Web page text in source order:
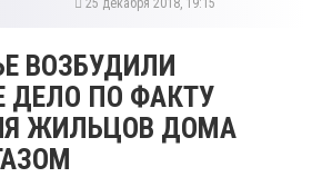
ВОЗБУДИЛИ
ДЕЛО ПО ФАКТУ
ЖИЛЬЦОВ ДОМА